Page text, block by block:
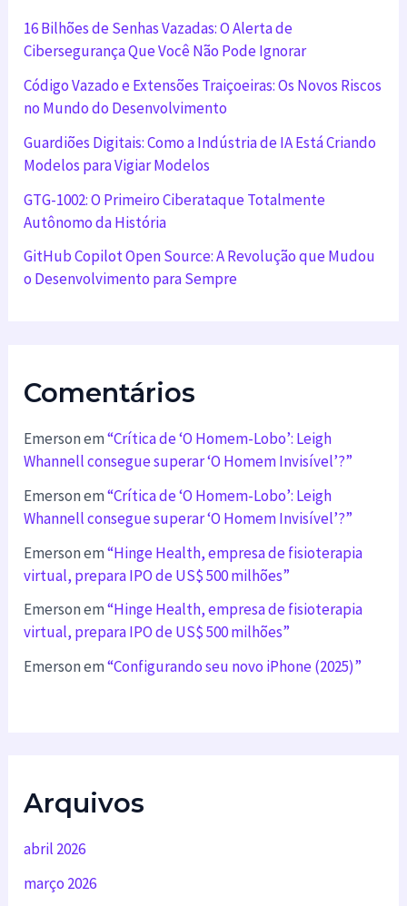
16 Bilhões de Senhas Vazadas: O Alerta de
Cibersegurança Que Você Não Pode Ignorar
Código Vazado e Extensões Traiçoeiras: Os Novos Riscos
no Mundo do Desenvolvimento
Guardiões Digitais: Como a Indústria de IA Está Criando
Modelos para Vigiar Modelos
GTG-1002: O Primeiro Ciberataque Totalmente
Autônomo da História
GitHub Copilot Open Source: A Revolução que Mudou
o Desenvolvimento para Sempre
Comentários
Emersonem“Crítica de ‘O Homem-Lobo’: Leigh
Whannell consegue superar ‘O Homem Invisível’?”
Emersonem“Crítica de ‘O Homem-Lobo’: Leigh
Whannell consegue superar ‘O Homem Invisível’?”
Emersonem“Hinge Health, empresa de fisioterapia
virtual, prepara IPO de US$ 500 milhões”
Emersonem“Hinge Health, empresa de fisioterapia
virtual, prepara IPO de US$ 500 milhões”
Emersonem“Configurando seu novo iPhone (2025)”
Arquivos
abril 2026
março 2026